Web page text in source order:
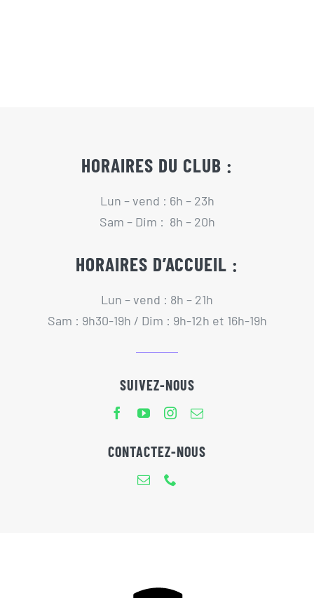
HORAIRES DU CLUB :
Lun – vend : 6h – 23h
Sam – Dim : 8h – 20h
HORAIRES D’ACCUEIL :
Lun – vend : 8h – 21h
Sam : 9h30-19h / Dim : 9h-12h et 16h-19h
SUIVEZ-NOUS
CONTACTEZ-NOUS